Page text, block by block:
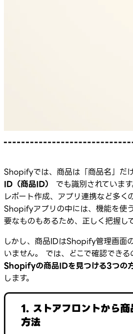
Shopifyでは、商品は「商品名」だ
ID（商品ID）
でも識別されていま
レポート作成、アプリ連携など多く
Shopifyアプリの中には、機能を使
要なものもあるため、正しく把握し
しかし、商品IDはShopify管理画面
いません。 では、どこで確認でき
Shopifyの商品IDを見つける3つの
します。
1. ストアフロントから
方法